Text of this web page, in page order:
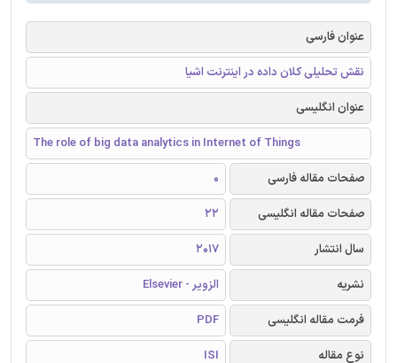
عنوان فارسی
نقش تحلیلی کلان داده در اینترنت اشیا
عنوان انگلیسی
The role of big data analytics in Internet of Things
صفحات مقاله فارسی
0
صفحات مقاله انگلیسی
22
سال انتشار
2017
نشریه
الزویر - Elsevier
فرمت مقاله انگلیسی
PDF
نوع مقاله
ISI